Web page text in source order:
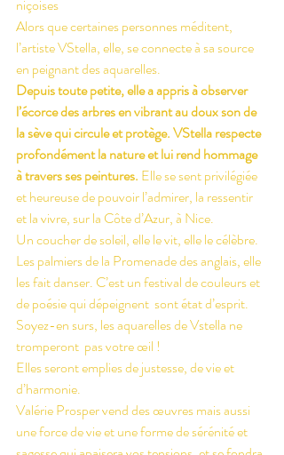
niçoises
Alors que certaines personnes méditent,
l’artiste VStella, elle, se connecte à sa source
en peignant des aquarelles.
Depuis toute petite, elle a appris à observer
l’écorce des arbres en vibrant au doux son de
la sève qui circule et protège. VStella respecte
profondément la nature et lui rend hommage
à travers ses peintures. Elle se sent privilégiée
et heureuse de pouvoir l’admirer, la ressentir
et la vivre, sur la Côte d’Azur, à Nice.
Un coucher de soleil, elle le vit, elle le célèbre.
Les palmiers de la Promenade des anglais, elle
les fait danser. C’est un festival de couleurs et
de poésie qui dépeignent  sont état d’esprit.
Soyez-en surs, les aquarelles de Vstella ne
tromperont  pas votre œil !
Elles seront emplies de justesse, de vie et
d’harmonie.
Valérie Prosper vend des œuvres mais aussi
une force de vie et une forme de sérénité et